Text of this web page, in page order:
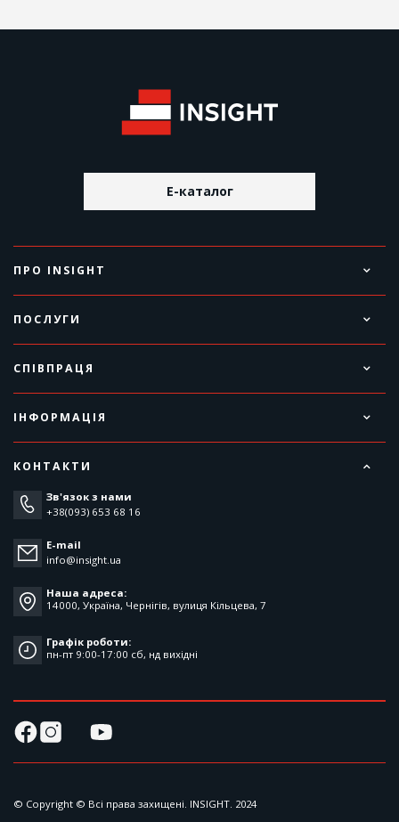
E-каталог
ПРО INSIGHT
ПОСЛУГИ
СПІВПРАЦЯ
ІНФОРМАЦІЯ
КОНТАКТИ
Зв'язок з нами
+38(093) 653 68 16
E-mail
info@insight.ua
Наша адреса:
14000, Україна, Чернігів, вулиця Кільцева, 7
Графік роботи:
пн-пт 9:00-17:00 cб, нд вихідні
© Copyright © Всі права захищені. INSIGHT. 2024